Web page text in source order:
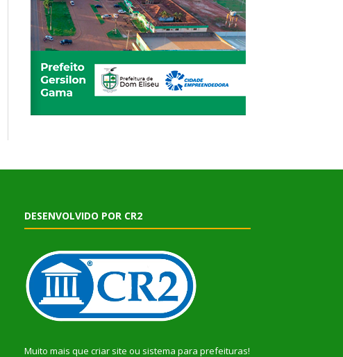
DESENVOLVIDO POR CR2
Muito mais que criar site ou sistema para prefeituras!